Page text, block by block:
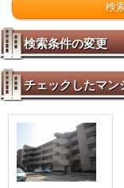
検
検索条件の変更
チェックしたマン